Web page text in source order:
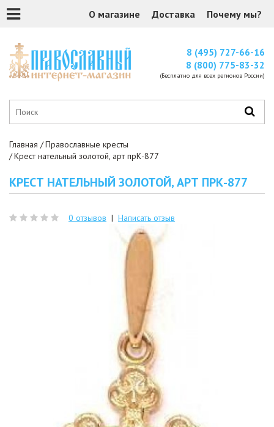
О магазине Доставка Почему мы?
8 (495) 727-66-16
8 (800) 775-83-32
(Бесплатно для всех регионов России)
Главная
Православные кресты
Крест нательный золотой, арт прК-877
КРЕСТ НАТЕЛЬНЫЙ ЗОЛОТОЙ, АРТ ПРК-877
0 отзывов | Написать отзыв